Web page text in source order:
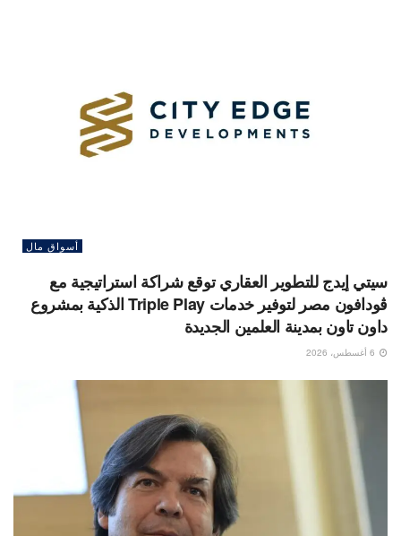
أسواق مال
سيتي إيدج للتطوير العقاري توقع شراكة استراتيجية مع
ڤودافون مصر لتوفير خدمات Triple Play الذكية بمشروع
داون تاون بمدينة العلمين الجديدة